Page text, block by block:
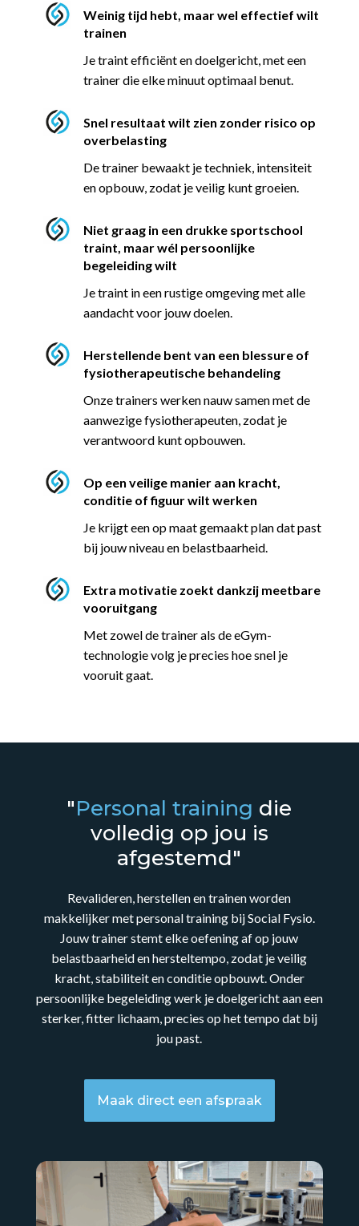
Weinig tijd hebt, maar wel effectief wilt
trainen
Je traint efficiënt en doelgericht, met een
trainer die elke minuut optimaal benut.
Snel resultaat wilt zien zonder risico op
overbelasting
De trainer bewaakt je techniek, intensiteit
en opbouw, zodat je veilig kunt groeien.
Niet graag in een drukke sportschool
traint, maar wél persoonlijke
begeleiding wilt
Je traint in een rustige omgeving met alle
aandacht voor jouw doelen.
Herstellende bent van een blessure of
fysiotherapeutische behandeling
Onze trainers werken nauw samen met de
aanwezige fysiotherapeuten, zodat je
verantwoord kunt opbouwen.
Op een veilige manier aan kracht,
conditie of figuur wilt werken
Je krijgt een op maat gemaakt plan dat past
bij jouw niveau en belastbaarheid.
Extra motivatie zoekt dankzij meetbare
vooruitgang
Met zowel de trainer als de eGym-
technologie volg je precies hoe snel je
vooruit gaat.
"Personal training die
volledig op jou is
afgestemd"
Revalideren, herstellen en trainen worden
makkelijker met personal training bij Social Fysio.
Jouw trainer stemt elke oefening af op jouw
belastbaarheid en hersteltempo, zodat je veilig
kracht, stabiliteit en conditie opbouwt. Onder
persoonlijke begeleiding werk je doelgericht aan een
sterker, fitter lichaam, precies op het tempo dat bij
jou past.
Maak direct een afspraak